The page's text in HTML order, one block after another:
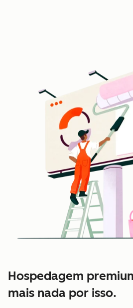
Hospedagem
mais nada por isso.